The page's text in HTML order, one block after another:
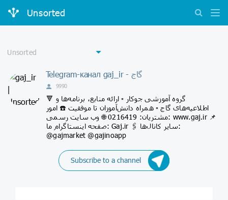
Unsorted
Telegram-канал gaj_ir - گاج
9990
🔻 گروه آموزشی جوکار ▫️ ارائه منابع، برنامه‌ها و
اطلاعیه‌های گاج ▫️ همراه دانش‌آموزان تا موفقیت ☎️ امور
مشتریان: 0216419 🌐 وب سایت رسمی: www.gaj.ir 📌
صفحه اینستاگرام ما: Gaj.ir 🖇 سایر کانال‌ها:
@gajmarket @gajinoapp
Subscribe to a channel